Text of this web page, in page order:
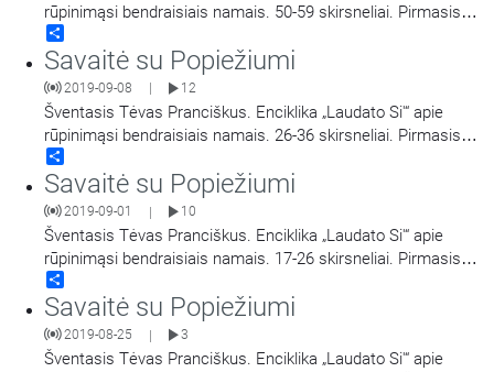
rūpinimąsi bendraisiais namais. 50-59 skirsneliai. Pirmasis
skyrius „Kas dedasi mūsų bendruosiuose namuose.
Pasaulinis neteisingumas. Silpnos reakcijos“.
Savaitė su Popiežiumi
2019-09-08 12
Šventasis Tėvas Pranciškus. Enciklika „Laudato Si'“ apie
rūpinimąsi bendraisiais namais. 26-36 skirsneliai. Pirmasis
skyrius „Kas dedasi mūsų bendruosiuose namuose. Vandens
klausimas. Biologinės įvairovės netektis“.
Savaitė su Popiežiumi
2019-09-01 | 10
Šventasis Tėvas Pranciškus. Enciklika „Laudato Si'“ apie
rūpinimąsi bendraisiais namais. 17-26 skirsneliai. Pirmasis
skyrius: „Kas dedasi mūsų bendruosiuose namuose.
Užterštumas ir klimato kaita“.
Savaitė su Popiežiumi
2019-08-25 | 3
Šventasis Tėvas Pranciškus. Enciklika „Laudato Si'“ apie